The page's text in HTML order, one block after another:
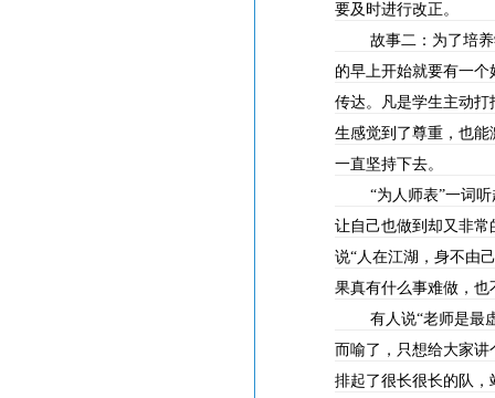
要及时进行改正。
故事二：为了培
的早上开始就要有一
传达。凡是学生主动打
生感觉到了尊重，也
一直坚持下去。
“为人师表”一词
让自己也做到却又非
说“人在江湖，身不由
果真有什么事难做，也
有人说“老师是最
而喻了，只想给大家
排起了很长很长的队